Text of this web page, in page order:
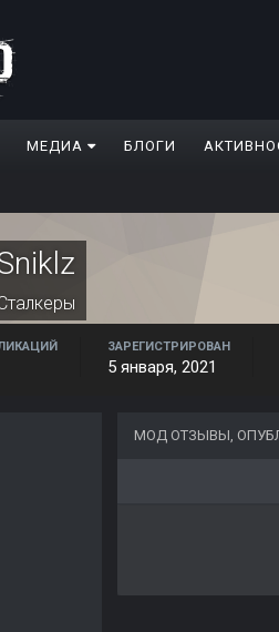
МЕДИА БЛОГИ
ЗАРЕГИСТРИРОВАН
5 января, 2021
МОД ОТЗЫВЫ,